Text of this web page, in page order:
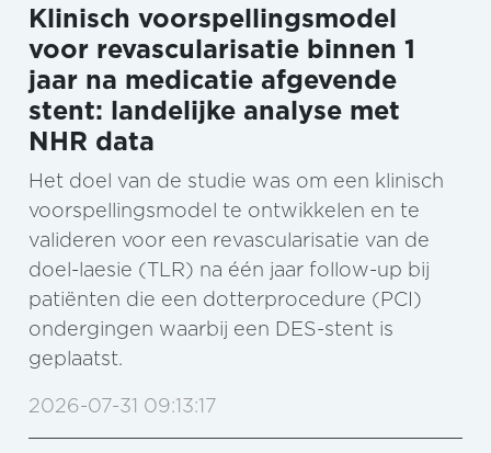
Klinisch voorspellingsmodel
voor revascularisatie binnen 1
jaar na medicatie afgevende
stent: landelijke analyse met
NHR data
Het doel van de studie was om een klinisch
voorspellingsmodel te ontwikkelen en te
valideren voor een revascularisatie van de
doel-laesie (TLR) na één jaar follow-up bij
patiënten die een dotterprocedure (PCI)
ondergingen waarbij een DES-stent is
geplaatst.
2026-07-31 09:13:17